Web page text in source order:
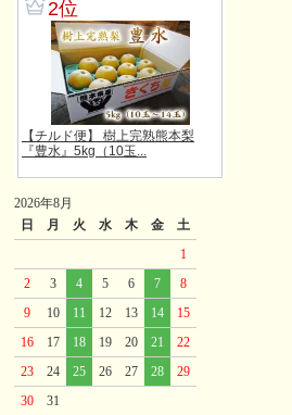
2026年8月
日
月 火 水 木 金
土
1
2
3 4 5 6 7
8
9
10 11 12 13 14
15
16
17 18 19 20 21
22
23
24 25 26 27 28
29
30
31